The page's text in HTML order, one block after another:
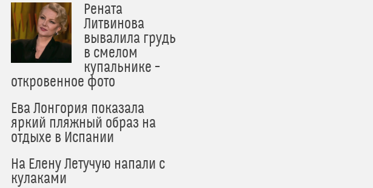
Рената
Литвинова
вывалила грудь
в смелом
купальнике –
откровенное фото
Ева Лонгория показала
яркий пляжный образ на
отдыхе в Испании
На Елену Летучую напали с
кулаками